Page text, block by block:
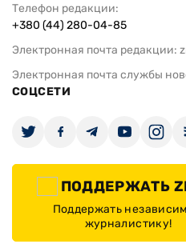
Телефон редакции:
+380 (44) 280-04-85
Электронная почта редакции:
Электронная почта службы
СОЦСЕТИ
ПОДДЕРЖАТЬ
Поддержать
журналистику!